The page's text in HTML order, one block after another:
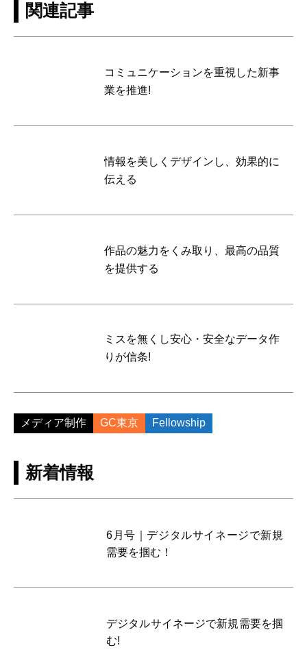
関連記事
コミュニケーションを重視した新事
業を推進!
情報を美しくデザインし、効果的に
伝える
作品の魅力をくみ取り、最高の品質
を提供する
ミスを無くし安心・安全なデータ作
りが信条!
メディア制作 GC東京 Fellowship
新着情報
6月号｜デジタルサイネージで新規
需要を掴む！
デジタルサイネージで新規需要を掴
む!